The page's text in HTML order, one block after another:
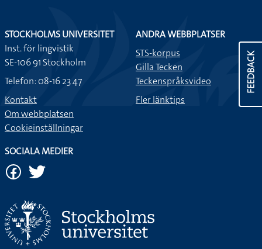
FEEDBACK
STOCKHOLMS UNIVERSITET
Inst. för lingvistik
SE-106 91 Stockholm
Telefon: 08-16 23 47
Kontakt
Om webbplatsen
Cookieinställningar
ANDRA WEBBPLATSER
STS-korpus
Gilla Tecken
Teckenspråksvideo
Fler länktips
SOCIALA MEDIER